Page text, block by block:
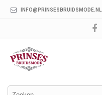
INFO@PRINSESBRUIDSMODE.NL